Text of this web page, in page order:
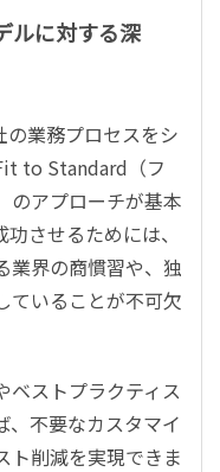
ルに対する深
の業務プロセスをシ
to Standard（フ
のアプローチが基本
させるためには、
業界の商慣習や、独
ていることが不可欠
ベストプラクティス
、不要なカスタマイ
ト削減を実現できま